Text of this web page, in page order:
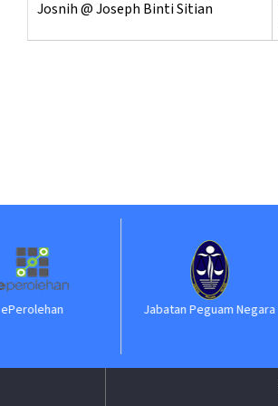
Josnih @ Joseph Binti Sitian
ePerolehan Jabatan Peguam Negara